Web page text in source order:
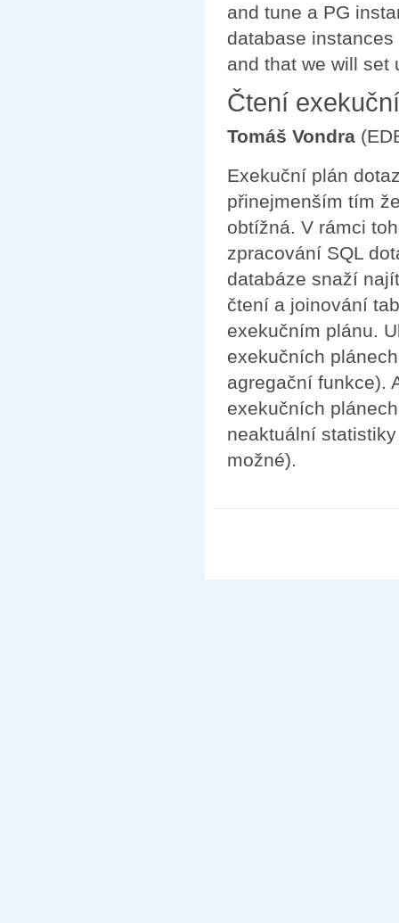
and tune a PG
database
and that we will set
Čtení
Tomáš Vondra
Exekuční plán
přinejmenším tím
obtížná. V rámci
zpracování SQL
databáze snaží
čtení a joinování
exekučním plánu.
exekučních
agregační funkce).
exekučních
neaktuální
možné).